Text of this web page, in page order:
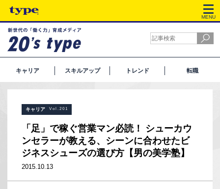
MENU
キャリア スキルアップ トレンド 転職
キャリア Vol.201
「足」で稼ぐ営業マン必読！ シューカウ
ンセラーが教える、シーンに合わせたビ
ジネスシューズの選び方【男の美学塾】
2015.10.13